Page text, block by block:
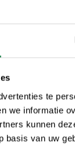
te
we informatie
kunnen
basis van uw